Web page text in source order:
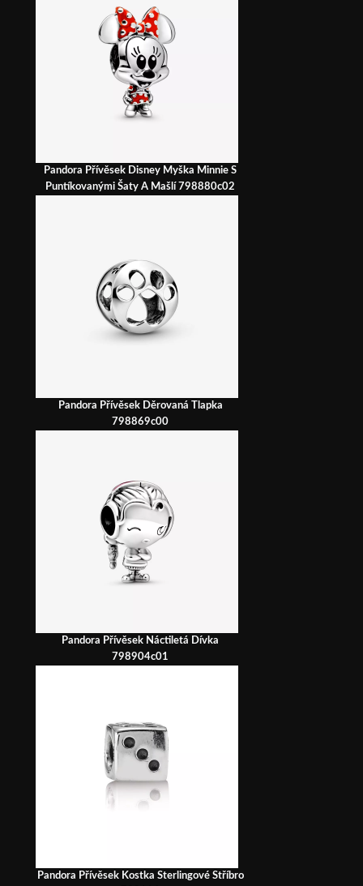
Pandora Přívěsek Disney Myška Minnie S
Puntíkovanými Šaty A Mašlí 798880c02
Pandora Přívěsek Děrovaná Tlapka
798869c00
Pandora Přívěsek Náctiletá Dívka
798904c01
Pandora Přívěsek Kostka Sterlingové Stříbro